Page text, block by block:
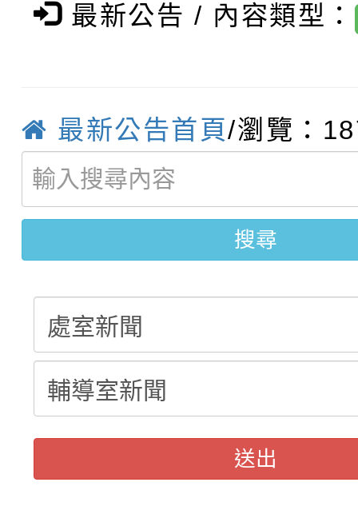
賽實施要點
比賽實施要點」
轉知：「115年金融知
城市手牽手，綠能透明
畫影片一案
轉知：「115學年度全
劇比賽實施要點」及修
表
轉知：桃園市115年度
敬師藝文競賽』實施計
【甄選結果(第11招)】
學年度第1學期第7次
【甄選結果(第3招)】
結果(第3招)
最新公告 / 內容類型：
最新公告首頁/瀏覽：
搜尋
送出